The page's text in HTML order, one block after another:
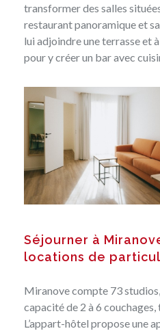
transformer des salles
restaurant panoramique et
lui adjoindre une terrasse et
pour y créer un bar avec
Séjourner à
locations de
Miranove compte 73
capacité de 2 à 6 couchages,
L’appart-hôtel propose une